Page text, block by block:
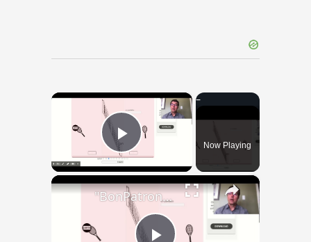
×
Play VideoNow Playing
×
"BonPatron" Vocabulary - Clothing